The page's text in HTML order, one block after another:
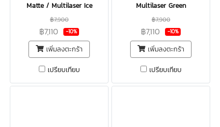
Matte / Multilaser Ice
฿7,900
฿7,110 -10%
เพิ่มลงตะกร้า
เปรียบเทียบ
Multilaser Green
฿7,900
฿7,110 -10%
เพิ่มลงตะกร้า
เปรียบเทียบ